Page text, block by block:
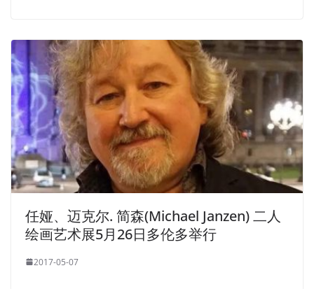
任娅、迈克尔. 简森(Michael Janzen) 二人
绘画艺术展5月26日多伦多举行
2017-05-07